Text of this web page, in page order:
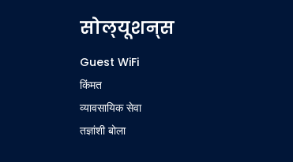
सोल्यूशन्स
Guest WiFi
किंमत
व्यावसायिक सेवा
तज्ञांशी बोला